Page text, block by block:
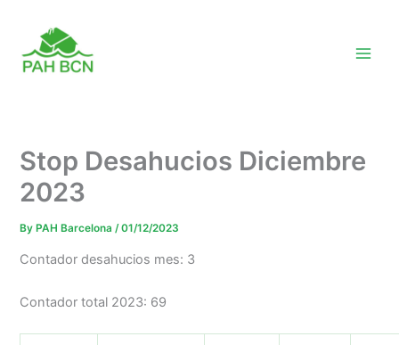
content
Stop Desahucios Diciembre
2023
By PAH Barcelona/01/12/2023
Contador desahucios mes: 3
Contador total 2023: 69